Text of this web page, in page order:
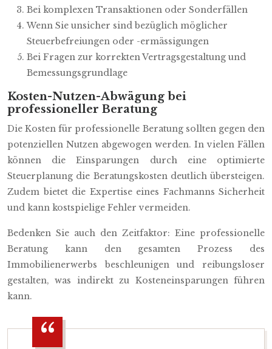
Bei komplexen Transaktionen oder Sonderfällen
Wenn Sie unsicher sind bezüglich möglicher
Steuerbefreiungen oder -ermässigungen
Bei Fragen zur korrekten Vertragsgestaltung und
Bemessungsgrundlage
Kosten-Nutzen-Abwägung bei
professioneller Beratung
Die Kosten für professionelle Beratung sollten gegen den
potenziellen Nutzen abgewogen werden. In vielen Fällen
können die Einsparungen durch eine optimierte
Steuerplanung die Beratungskosten deutlich übersteigen.
Zudem bietet die Expertise eines Fachmanns Sicherheit
und kann kostspielige Fehler vermeiden.
Bedenken Sie auch den Zeitfaktor: Eine professionelle
Beratung kann den gesamten Prozess des
Immobilienerwerbs beschleunigen und reibungsloser
gestalten, was indirekt zu Kosteneinsparungen führen
kann.